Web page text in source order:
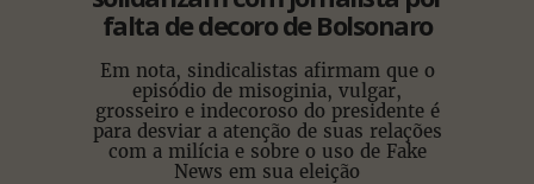
falta de decoro de Bolsonaro
Em nota, sindicalistas afirmam que o
episódio de misoginia, vulgar,
grosseiro e indecoroso do presidente é
para desviar a atenção de suas relações
com a milícia e sobre o uso de Fake
News em sua eleição